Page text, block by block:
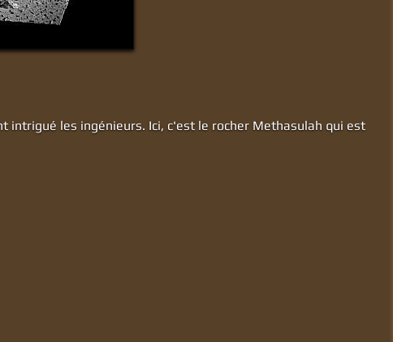
intrigué les ingénieurs. Ici, c'est le rocher Methasulah qui est